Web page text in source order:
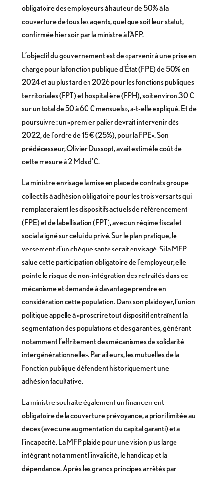
obligatoire des employeurs à hauteur de 50% à la
couverture de tous les agents, quel que soit leur statut,
confirmée hier soir par la ministre à l’AFP.
L’objectif du gouvernement est de «parvenir à une prise en
charge pour la fonction publique d’État (FPE) de 50% en
2024 et au plus tard en 2026 pour les fonctions publiques
territoriales (FPT) et hospitalière (FPH), soit environ 30 €
sur un total de 50 à 60 € mensuels», a-t-elle expliqué. Et de
poursuivre : un «premier palier devrait intervenir dès
2022, de l’ordre de 15 € (25%), pour la FPE». Son
prédécesseur, Olivier Dussopt, avait estimé le coût de
cette mesure à 2 Mds d’€.
La ministre envisage la mise en place de contrats groupe
collectifs à adhésion obligatoire pour les trois versants qui
remplaceraient les dispositifs actuels de référencement
(FPE) et de labellisation (FPT), avec un régime fiscal et
social aligné sur celui du privé. Sur le plan pratique, le
versement d’un chèque santé serait envisagé. Si la MFP
salue cette participation obligatoire de l’employeur, elle
pointe le risque de non-intégration des retraités dans ce
mécanisme et demande à davantage prendre en
considération cette population. Dans son plaidoyer, l’union
politique appelle à «proscrire tout dispositif entraînant la
segmentation des populations et des garanties, générant
notamment l’effritement des mécanismes de solidarité
intergénérationnelle». Par ailleurs, les mutuelles de la
Fonction publique défendent historiquement une
adhésion facultative.
La ministre souhaite également un financement
obligatoire de la couverture prévoyance, a priori limitée au
décès (avec une augmentation du capital garanti) et à
l’incapacité. La MFP plaide pour une vision plus large
intégrant notamment l’invalidité, le handicap et la
dépendance. Après les grands principes arrêtés par